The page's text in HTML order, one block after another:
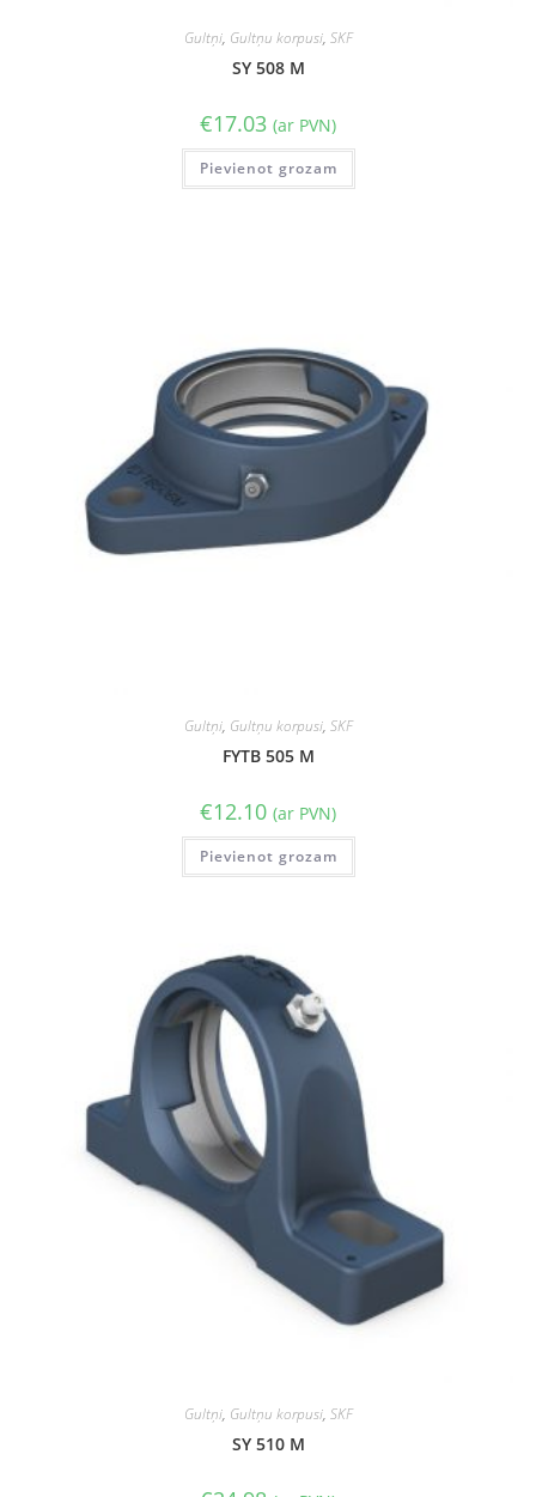
Gultņi, Gultņu korpusi, SKF
SY 508 M
€17.03 (ar PVN)
Pievienot grozam
Gultņi, Gultņu korpusi, SKF
FYTB 505 M
€12.10 (ar PVN)
Pievienot grozam
Gultņi, Gultņu korpusi, SKF
SY 510 M